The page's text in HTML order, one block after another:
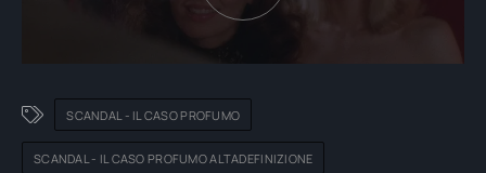
SCANDAL - IL CASO PROFUMO
SCANDAL - IL CASO PROFUMO ALTADEFINIZIONE